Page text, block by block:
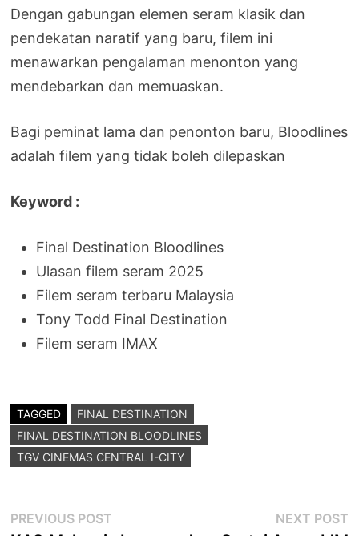
Dengan gabungan elemen seram klasik dan
pendekatan naratif yang baru, filem ini
menawarkan pengalaman menonton yang
mendebarkan dan memuaskan.
Bagi peminat lama dan penonton baru, Bloodlines
adalah filem yang tidak boleh dilepaskan
Keyword :
Final Destination Bloodlines
Ulasan filem seram 2025
Filem seram terbaru Malaysia
Tony Todd Final Destination
Filem seram IMAX
TAGGED
FINAL DESTINATION
FINAL DESTINATION BLOODLINES
TGV CINEMAS CENTRAL I-CITY
Post
PREVIOUS POST NEXT POST